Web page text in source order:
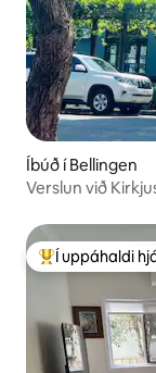
Íbúð í Bellingen
Verslun við
Í mestu
Í uppáhaldi